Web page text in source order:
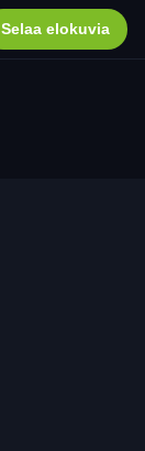
Selaa elokuvia